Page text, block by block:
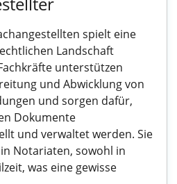
spielt eine
Landschaft
unterstützen
und Abwicklung von
und sorgen dafür,
Dokumente
und verwaltet werden. Sie
Notariaten, sowohl in
was eine gewisse